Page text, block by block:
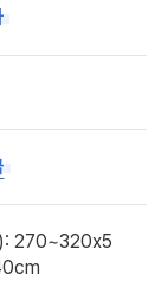
): 270~320x5